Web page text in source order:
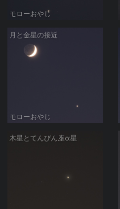
モローおやじ
月と金星の接近
モローおやじ
木星とてんびん座α星